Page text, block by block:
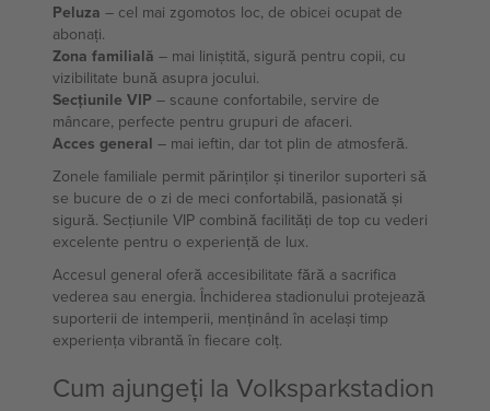
Peluza – cel mai zgomotos loc, de obicei ocupat de
abonați.
Zona familială – mai liniștită, sigură pentru copii, cu
vizibilitate bună asupra jocului.
Secțiunile VIP – scaune confortabile, servire de
mâncare, perfecte pentru grupuri de afaceri.
Acces general – mai ieftin, dar tot plin de atmosferă.
Zonele familiale permit părinților și tinerilor suporteri să
se bucure de o zi de meci confortabilă, pasionată și
sigură. Secțiunile VIP combină facilități de top cu vederi
excelente pentru o experiență de lux.
Accesul general oferă accesibilitate fără a sacrifica
vederea sau energia. Închiderea stadionului protejează
suporterii de intemperii, menținând în același timp
experiența vibrantă în fiecare colț.
Cum ajungeți la Volksparkstadion